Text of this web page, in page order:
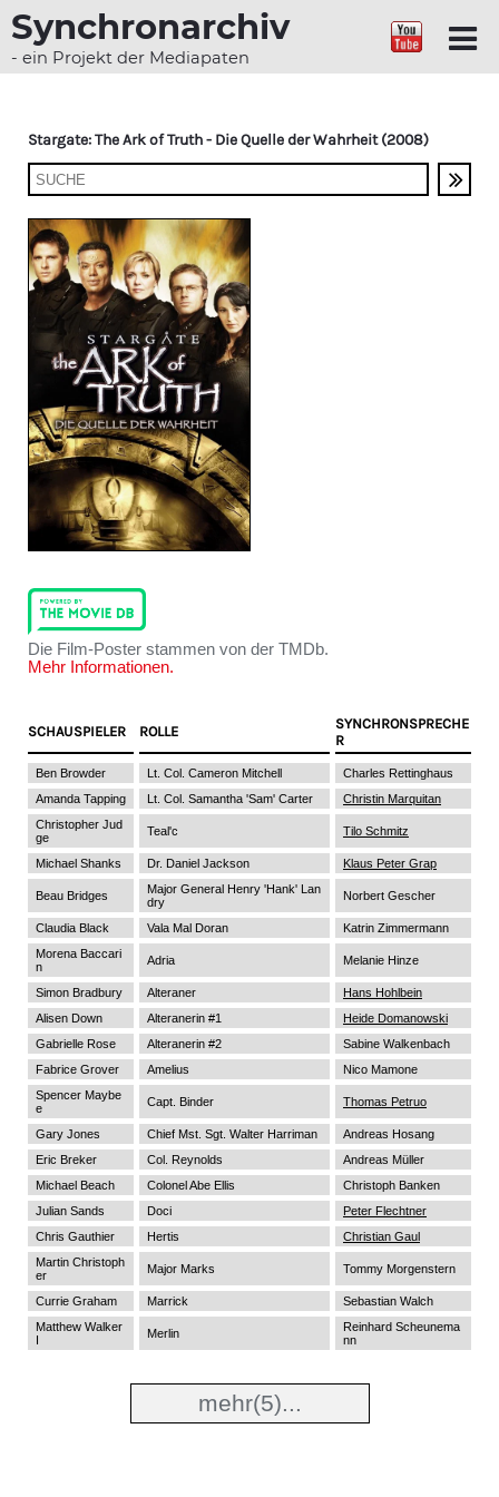
Synchronarchiv
- ein Projekt der Mediapaten
Stargate: The Ark of Truth - Die Quelle der Wahrheit (2008)
Die Film-Poster stammen von der TMDb.
Mehr Informationen.
SCHAUSPIELER ROLLE
SYNCHRONSPRECHE
R
Ben Browder Lt. Col. Cameron Mitchell
Charles Rettinghaus
Amanda Tapping
Lt. Col. Samantha 'Sam' Carter
Christin Marquitan
Christopher Jud
ge
Teal'c Tilo Schmitz
Michael Shanks Dr. Daniel Jackson Klaus Peter Grap
Beau Bridges
Major General Henry 'Hank' Lan
dry
Norbert Gescher
Claudia Black Vala Mal Doran
Katrin Zimmermann
Morena Baccari
n
Adria Melanie Hinze
Simon Bradbury Alteraner
Hans Hohlbein
Alisen Down
Alteranerin #1
Heide Domanowski
Gabrielle Rose
Alteranerin #2
Sabine Walkenbach
Fabrice Grover
Amelius
Nico Mamone
Spencer Maybe
e
Capt. Binder Thomas Petruo
Gary Jones Chief Mst. Sgt. Walter Harriman
Andreas Hosang
Eric Breker
Col. Reynolds
Andreas Müller
Michael Beach
Colonel Abe Ellis
Christoph Banken
Julian Sands
Doci
Peter Flechtner
Chris Gauthier
Hertis
Christian Gaul
Martin Christoph
er
Major Marks Tommy Morgenstern
Currie Graham Marrick
Sebastian Walch
Matthew Walker
I
Merlin
Reinhard Scheunema
nn
mehr(5)...